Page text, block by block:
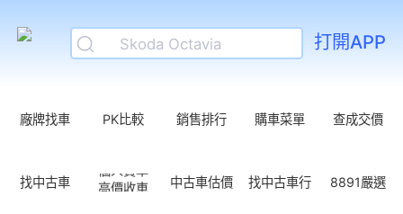
Skoda Octavia
BMW iX2
打開APP
廠牌找車 PK比較 銷售排行 購車菜單 查成交價
找中古車
高價收車
中古車估價 找中古車行 8891嚴選